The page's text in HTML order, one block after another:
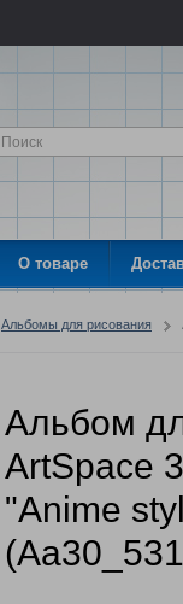
О товаре
Альбомы для рисования
Альбом
ArtSpace
"Anime